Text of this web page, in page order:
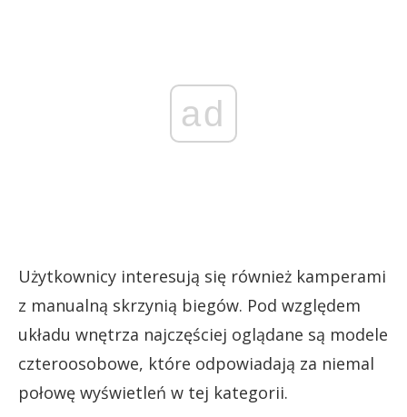
ad
Użytkownicy interesują się również kamperami
z manualną skrzynią biegów. Pod względem
układu wnętrza najczęściej oglądane są modele
czteroosobowe, które odpowiadają za niemal
połowę wyświetleń w tej kategorii.